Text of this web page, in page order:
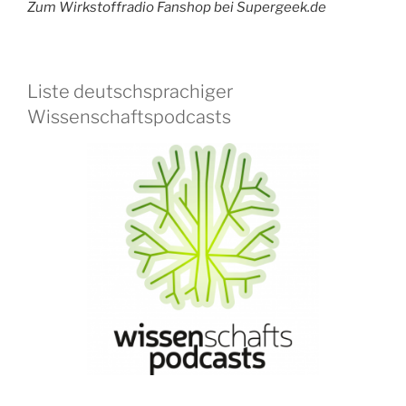
Zum Wirkstoffradio Fanshop bei Supergeek.de
Liste deutschsprachiger
Wissenschaftspodcasts